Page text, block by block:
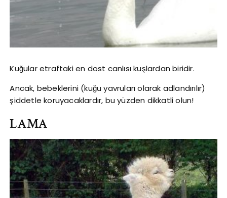
Kuğular etraftaki en dost canlısı kuşlardan biridir.
Ancak, bebeklerini (kuğu yavruları olarak adlandırılır)
şiddetle koruyacaklardır, bu yüzden dikkatli olun!
LAMA